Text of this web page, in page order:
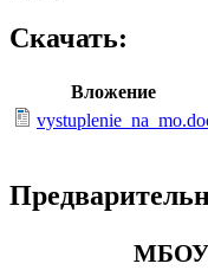
Скачать:
Вложение
МБОУ